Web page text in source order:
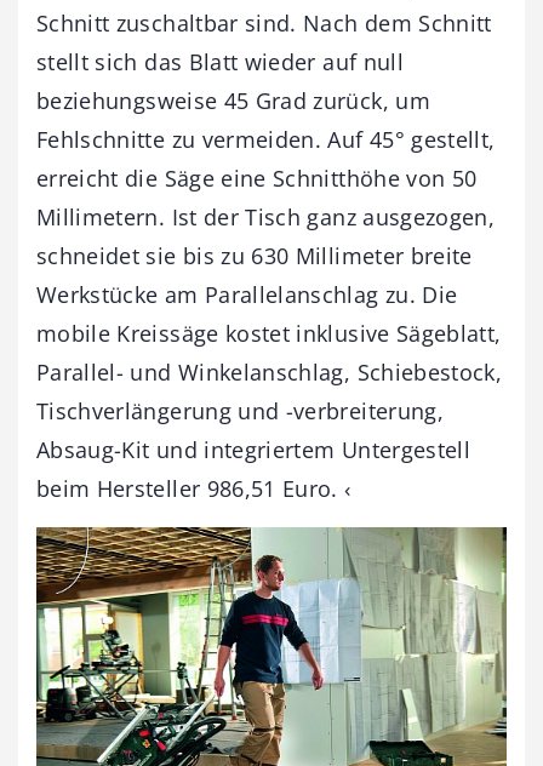
Schnitt zuschaltbar sind. Nach dem Schnitt
stellt sich das Blatt wieder auf null
beziehungsweise 45 Grad zurück, um
Fehlschnitte zu vermeiden. Auf 45° gestellt,
erreicht die Säge eine Schnitthöhe von 50
Millimetern. Ist der Tisch ganz ausgezogen,
schneidet sie bis zu 630 Millimeter breite
Werkstücke am Parallelanschlag zu. Die
mobile Kreissäge kostet inklusive Sägeblatt,
Parallel- und Winkelanschlag, Schiebestock,
Tischverlängerung und -verbreiterung,
Absaug-Kit und integriertem Untergestell
beim Hersteller 986,51 Euro. ‹